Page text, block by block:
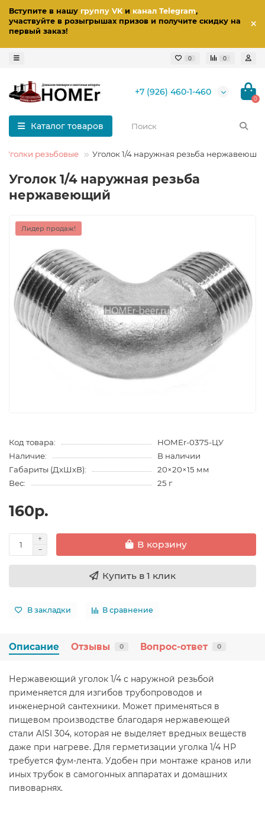
Вступите в нашу группу VKи канал Telegram,
участвуйте в розыгрышах призов и получите скидку на
первый заказ!
0 0
+7 (926) 460-1-460
0
Каталог товаров
Уголки резьбовые Уголок 1/4 наружная резьба
Уголок 1/4 наружная резьба
нержавеющий
Лидер продаж!
Код товара:
HOMEr-0375-ЦУ
Наличие:
В наличии
Габариты (ДхШхВ):
20×20×15 мм
Вес:
25 г
160р.
В корзину
Купить в 1 клик
В закладки В сравнение
Описание Отзывы 0 Вопрос-ответ 0
Нержавеющий уголок 1/4 с наружной резьбой
применяется для изгибов трубопроводов и
инженерной сантехники. Может применяться в
пищевом производстве благодаря нержавеющей
стали AISI 304, которая не выделяет вредных веществ
даже при нагреве. Для герметизации уголка 1/4 НР
требуется фум-лента. Удобен при монтаже кранов или
иных трубок в самогонных аппаратах и домашних
пивоварнях.